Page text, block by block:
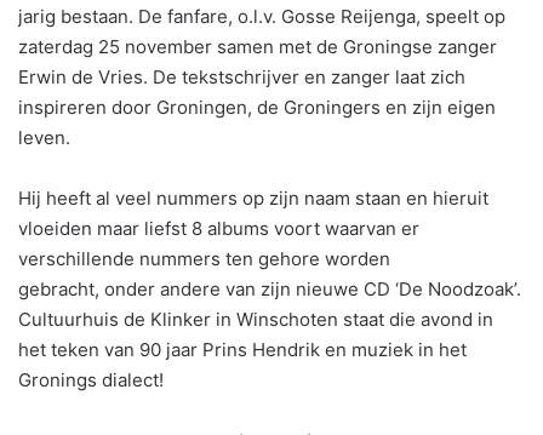
jarig bestaan. De fanfare, o.l.v. Gosse Reijenga, speelt op
zaterdag 25 november samen met de Groningse zanger
Erwin de Vries. De tekstschrijver en zanger laat zich
inspireren door Groningen, de Groningers en zijn eigen
leven.
Hij heeft al veel nummers op zijn naam staan en hieruit
vloeiden maar liefst 8 albums voort waarvan er
verschillende nummers ten gehore worden
gebracht, onder andere van zijn nieuwe CD ‘De Noodzoak’.
Cultuurhuis de Klinker in Winschoten staat die avond in
het teken van 90 jaar Prins Hendrik en muziek in het
Gronings dialect!